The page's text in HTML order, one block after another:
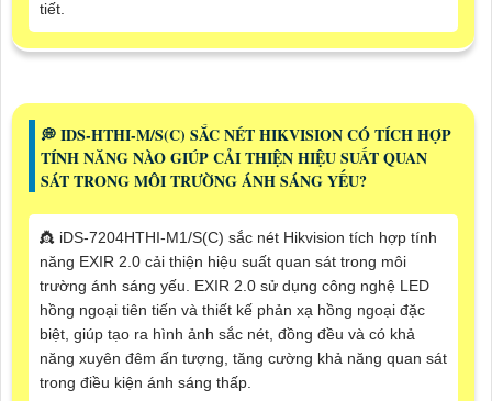
tiết.
️💭 IDS-HTHI-M/S(C) SẮC NÉT HIKVISION CÓ TÍCH HỢP
TÍNH NĂNG NÀO GIÚP CẢI THIỆN HIỆU SUẤT QUAN
SÁT TRONG MÔI TRƯỜNG ÁNH SÁNG YẾU?
👸 iDS-7204HTHI-M1/S(C) sắc nét Hikvision tích hợp tính
năng EXIR 2.0 cải thiện hiệu suất quan sát trong môi
trường ánh sáng yếu. EXIR 2.0 sử dụng công nghệ LED
hồng ngoại tiên tiến và thiết kế phản xạ hồng ngoại đặc
biệt, giúp tạo ra hình ảnh sắc nét, đồng đều và có khả
năng xuyên đêm ấn tượng, tăng cường khả năng quan sát
trong điều kiện ánh sáng thấp.